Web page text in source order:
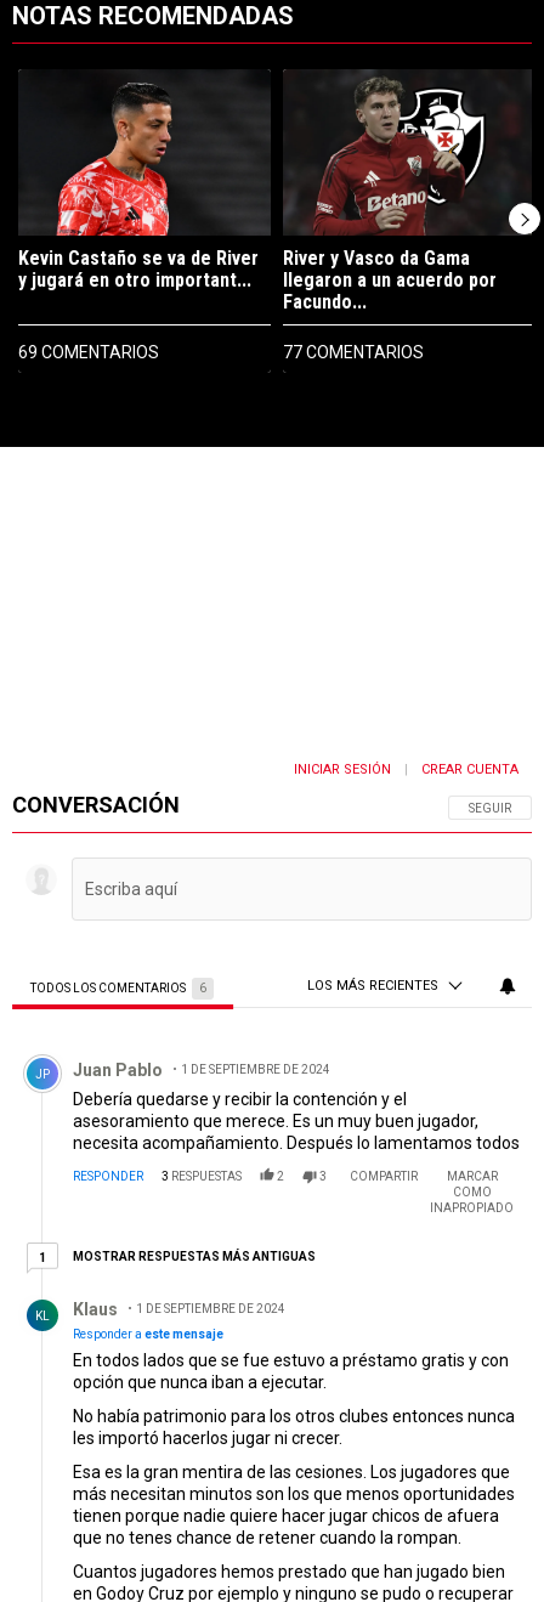
NOTAS RECOMENDADAS
Un artículo de tendencia con el título "Kevin Castaño se va de
Kevin Castaño se va de River
y jugará en otro important...
69 COMENTARIOS
Un artículo de tendencia con el
River y Vasco da Gama
llegaron a un acuerdo por
Facundo...
77 COMENTARIOS
CONVERSACIÓN SIGA ESTA
SEGUIR
INICIAR SESIÓN CREAR CUENTA
TODOS LOS COMENTARIOS 6 LOS MÁS RECIENTES
Comentario de Juan Pablo.
JP Juan Pablo 1 DE SEPTIEMBRE DE 2024
Debería quedarse y recibir la contención y el
asesoramiento que merece. Es un muy buen jugador,
necesita acompañamiento. Después lo lamentamos todos
RESPONDER 3 RESPUESTAS 2 3 COMPARTIR
MARCAR
COMO
INAPROPIADO
11 respuesta más antiguas
MOSTRAR RESPUESTAS MÁS ANTIGUAS
KL Klaus
1 DE SEPTIEMBRE DE 2024
Responder a este mensaje
En todos lados que se fue estuvo a préstamo gratis y con
opción que nunca iban a ejecutar.
No había patrimonio para los otros clubes entonces nunca
les importó hacerlos jugar ni crecer.
Esa es la gran mentira de las cesiones. Los jugadores que
más necesitan minutos son los que menos oportunidades
tienen porque nadie quiere hacer jugar chicos de afuera
que no tenes chance de retener cuando la rompan.
Cuantos jugadores hemos prestado que han jugado bien
en Godoy Cruz por ejemplo y ninguno se pudo o recuperar